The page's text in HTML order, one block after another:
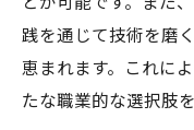
践を通じて技術を磨
恵まれます。これに
たな職業的な選択肢